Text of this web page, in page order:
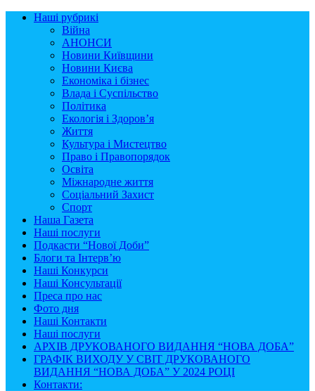
Наші рубрикі
Війна
АНОНСИ
Новини Київщини
Новини Києва
Економіка і бізнес
Влада і Суспільство
Політика
Екологія і Здоров’я
Життя
Культура і Мистецтво
Право і Правопорядок
Освіта
Міжнародне життя
Соціальний Захист
Спорт
Наша Газета
Наші послуги
Подкасти “Нової Доби”
Блоги та Інтерв’ю
Наші Конкурси
Наші Консультації
Преса про нас
Фото дня
Наші Контакти
Наші послуги
АРХІВ ДРУКОВАНОГО ВИДАННЯ “НОВА ДОБА”
ГРАФІК ВИХОДУ У СВІТ ДРУКОВАНОГО
ВИДАННЯ “НОВА ДОБА” У 2024 РОЦІ
Контакти: